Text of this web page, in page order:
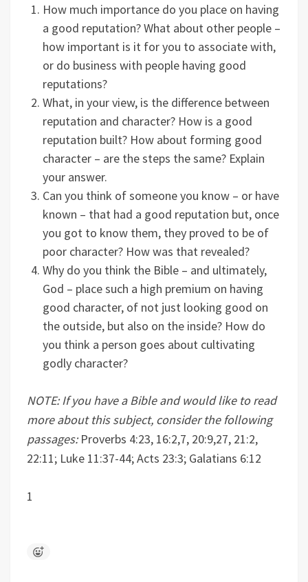
How much importance do you place on having
a good reputation? What about other people –
how important is it for you to associate with,
or do business with people having good
reputations?
What, in your view, is the difference between
reputation and character? How is a good
reputation built? How about forming good
character – are the steps the same? Explain
your answer.
Can you think of someone you know – or have
known – that had a good reputation but, once
you got to know them, they proved to be of
poor character? How was that revealed?
Why do you think the Bible – and ultimately,
God – place such a high premium on having
good character, of not just looking good on
the outside, but also on the inside? How do
you think a person goes about cultivating
godly character?
NOTE: If you have a Bible and would like to read
more about this subject, consider the following
passages:Proverbs 4:23, 16:2,7, 20:9,27, 21:2,
22:11; Luke 11:37-44; Acts 23:3; Galatians 6:12
1